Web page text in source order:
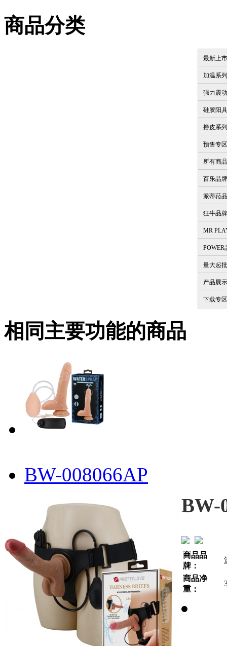
商品分类
最新上市
加温系列
强力震动
硅胶阳具
撸皮系列
预售专区
所有商品
百乐品牌
派蒂菈
狂牛品牌
MR
POWER
量大起批
产品展
下载专区
相同主要功能的商品
BW-008066AP
BW-
商品品
牌：
商品净
重：